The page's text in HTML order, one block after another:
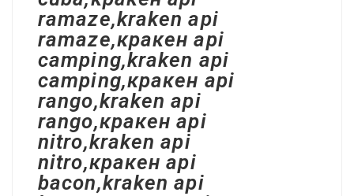
ramaze,kraken api
ramaze,кракен api
camping,kraken api
camping,кракен api
rango,kraken api
rango,кракен api
nitro,kraken api
nitro,кракен api
bacon,kraken api